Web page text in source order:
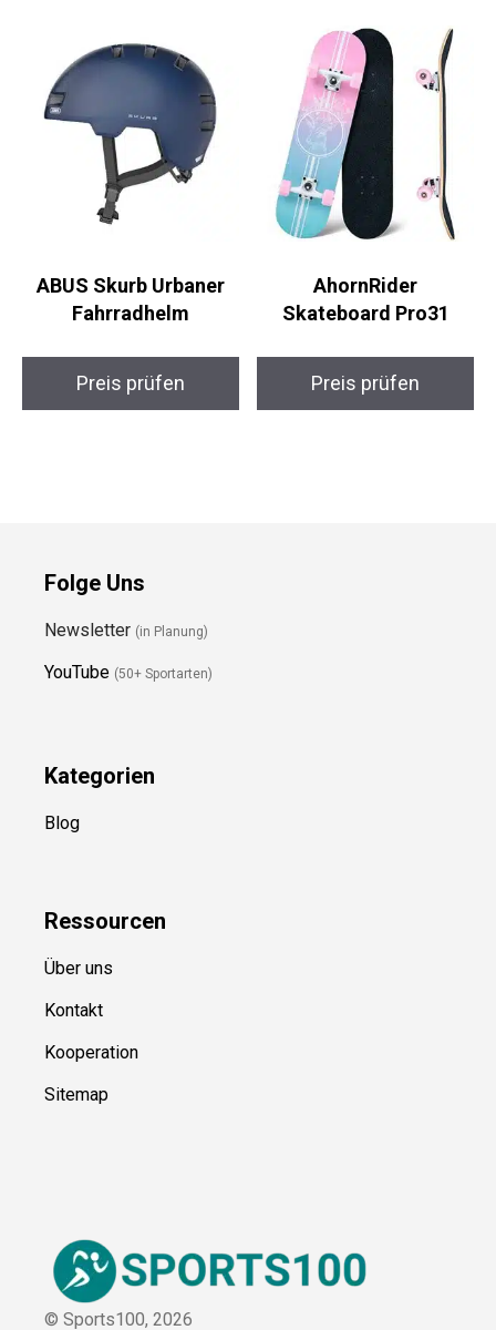
ABUS Skurb Urbaner
Fahrradhelm
Preis prüfen
AhornRider
Skateboard Pro31
Preis prüfen
Folge Uns
Newsletter (in Planung)
YouTube (50+ Sportarten)
Kategorien
Blog
Ressourcen
Über uns
Kontakt
Kooperation
Sitemap
© Sports100, 2026